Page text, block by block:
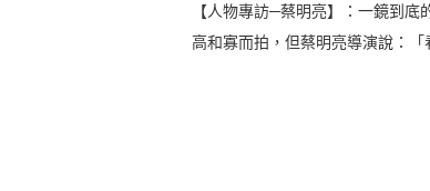
【人物專訪─蔡明亮】：一鏡到
高和寡而拍，但蔡明亮導演說：「